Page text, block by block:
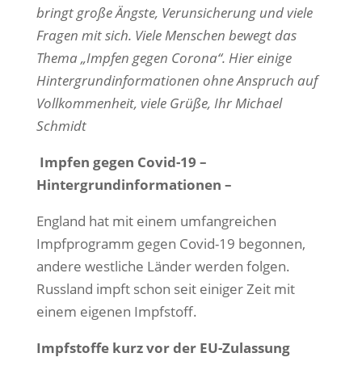
bringt große Ängste, Verunsicherung und viele
Fragen mit sich. Viele Menschen bewegt das
Thema „Impfen gegen Corona“. Hier einige
Hintergrundinformationen ohne Anspruch auf
Vollkommenheit, viele Grüße, Ihr Michael
Schmidt
Impfen gegen Covid-19 –
Hintergrundinformationen –
England hat mit einem umfangreichen
Impfprogramm gegen Covid-19 begonnen,
andere westliche Länder werden folgen.
Russland impft schon seit einiger Zeit mit
einem eigenen Impfstoff.
Impfstoffe kurz vor der EU-Zulassung